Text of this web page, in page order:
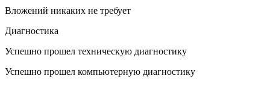
Вложений никаких не требует
Диагностика
Успешно прошел техническую диагностику
Успешно прошел компьютерную диагностику